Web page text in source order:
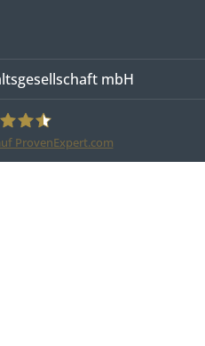
mbH
ProvenExpert.com